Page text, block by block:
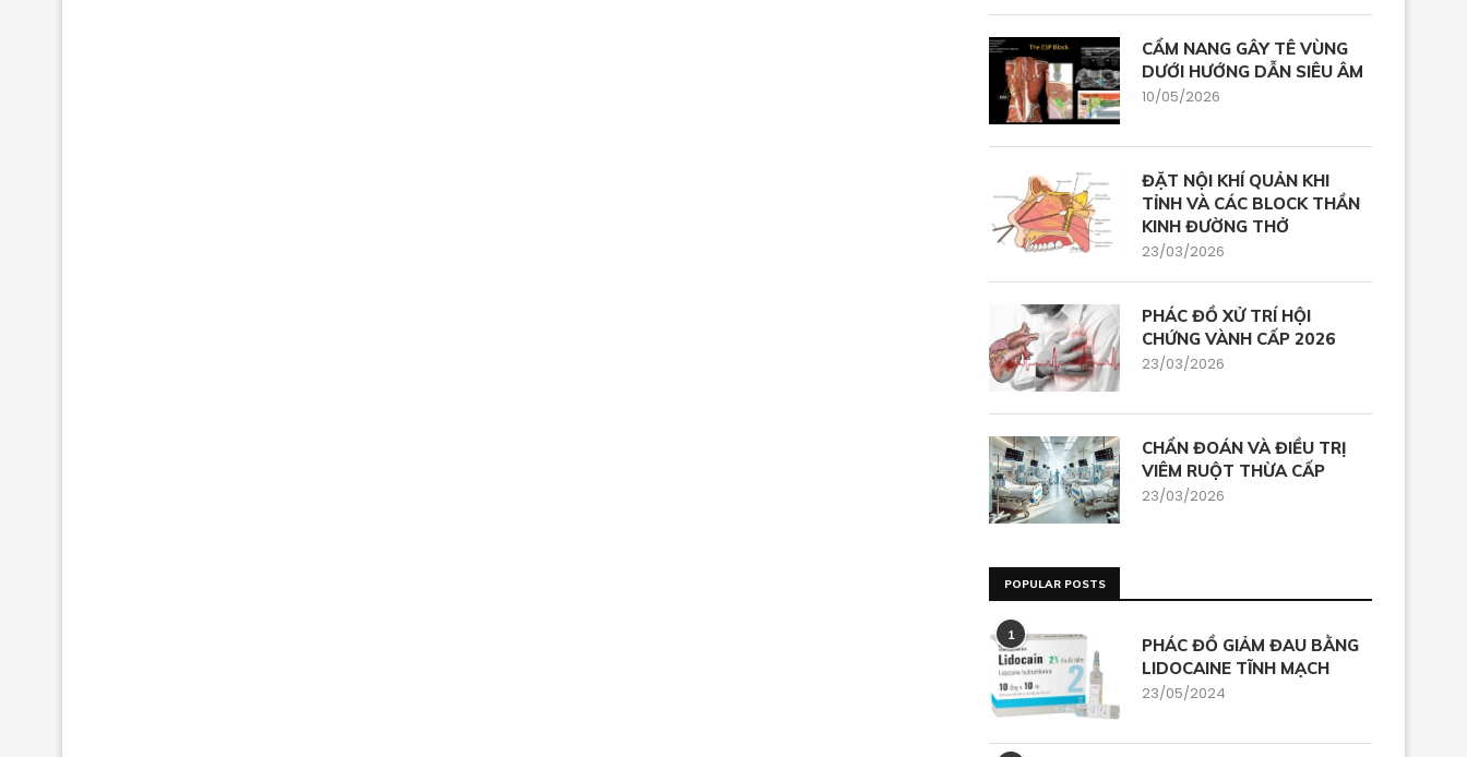
CẨM NANG GÂY TÊ VÙNG
DƯỚI HƯỚNG DẪN SIÊU ÂM
10/05/2026
ĐẶT NỘI KHÍ QUẢN KHI
TỈNH VÀ CÁC BLOCK THẦN
KINH ĐƯỜNG THỞ
23/03/2026
PHÁC ĐỒ XỬ TRÍ HỘI
CHỨNG VÀNH CẤP 2026
23/03/2026
CHẨN ĐOÁN VÀ ĐIỀU TRỊ
VIÊM RUỘT THỪA CẤP
23/03/2026
POPULAR POSTS
1
PHÁC ĐỒ GIẢM ĐAU BẰNG
LIDOCAINE TĨNH MẠCH
23/05/2024